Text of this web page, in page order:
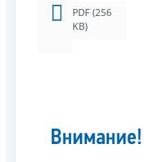
PDF (256
KB)
Внимание!